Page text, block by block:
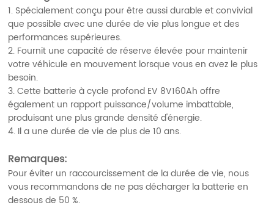
1. Spécialement conçu pour être aussi durable et convivial
que possible avec une durée de vie plus longue et des
performances supérieures.
2. Fournit une capacité de réserve élevée pour maintenir
votre véhicule en mouvement lorsque vous en avez le plus
besoin.
3. Cette batterie à cycle profond EV 8V160Ah offre
également un rapport puissance/volume imbattable,
produisant une plus grande densité d'énergie.
4. Il a une durée de vie de plus de 10 ans.
Remarques:
Pour éviter un raccourcissement de la durée de vie, nous
vous recommandons de ne pas décharger la batterie en
dessous de 50 %.